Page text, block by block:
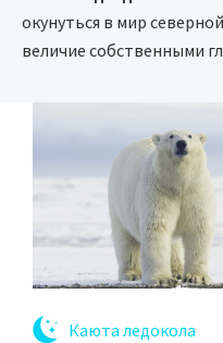
окунуться в мир
величие собственными
Каюта ледокола